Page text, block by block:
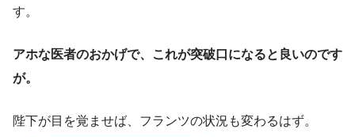
す。
アホな医者のおかげで、これが突破口になると良いのです
が。
陛下が目を覚ませば、フランツの状況も変わるはず。